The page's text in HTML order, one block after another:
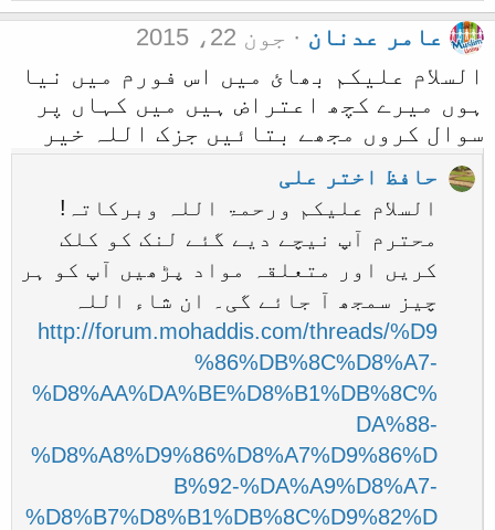
عامر عدنان
جون 22، 2015
السلام علیکم بھائ میں اس فورم میں نیا
ہوں میرے کچھ اعتراض ہیں میں کہاں پر
سوال کروں مجھے بتائیں جزک اللہ خیر
حافظ اختر علی
السلام علیکم ورحمۃ اللہ وبرکاتہ!
محترم آپ نیچے دیے گئے لنک کو کلک
کریں اور متعلقہ مواد پڑھیں آپ کو ہر
چیز سمجھ آ جائے گی۔ ان شاء اللہ
http://forum.mohaddis.com/threads/%D9
%86%DB%8C%D8%A7-
%D8%AA%DA%BE%D8%B1%DB%8C%
DA%88-
%D8%A8%D9%86%D8%A7%D9%86%D
B%92-%DA%A9%D8%A7-
%D8%B7%D8%B1%DB%8C%D9%82%D